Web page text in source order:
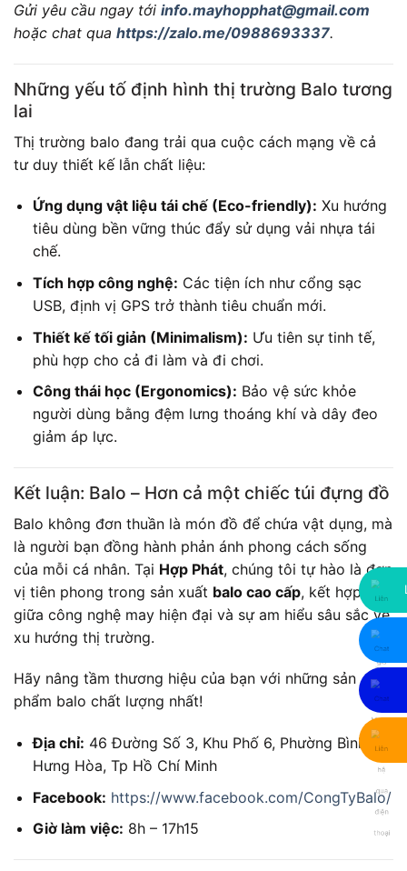
Gửi yêu cầu ngay tới info.mayhopphat@gmail.com
hoặc chat qua https://zalo.me/0988693337.
Những yếu tố định hình thị trường Balo tương
lai
Thị trường balo đang trải qua cuộc cách mạng về cả
tư duy thiết kế lẫn chất liệu:
Ứng dụng vật liệu tái chế (Eco-friendly): Xu hướng
tiêu dùng bền vững thúc đẩy sử dụng vải nhựa tái
chế.
Tích hợp công nghệ: Các tiện ích như cổng sạc
USB, định vị GPS trở thành tiêu chuẩn mới.
Thiết kế tối giản (Minimalism): Ưu tiên sự tinh tế,
phù hợp cho cả đi làm và đi chơi.
Công thái học (Ergonomics): Bảo vệ sức khỏe
người dùng bằng đệm lưng thoáng khí và dây đeo
giảm áp lực.
Kết luận: Balo – Hơn cả một chiếc túi đựng đồ
Balo không đơn thuần là món đồ để chứa vật dụng, mà
là người bạn đồng hành phản ánh phong cách sống
của mỗi cá nhân. Tại Hợp Phát, chúng tôi tự hào là đơn
vị tiên phong trong sản xuất balo cao cấp, kết hợp
giữa công nghệ may hiện đại và sự am hiểu sâu sắc về
xu hướng thị trường.
Hãy nâng tầm thương hiệu của bạn với những sản
phẩm balo chất lượng nhất!
Địa chỉ: 46 Đường Số 3, Khu Phố 6, Phường Bình
Hưng Hòa, Tp Hồ Chí Minh
Facebook: https://www.facebook.com/CongTyBalo/
Giờ làm việc: 8h – 17h15